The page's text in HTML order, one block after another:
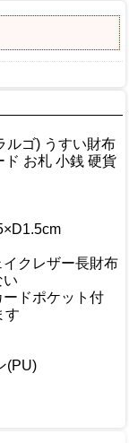
ルゴ) うすい財布
ド お札 小銭 硬貨
クレザー長財布
い
ドポケット付
す
(PU)